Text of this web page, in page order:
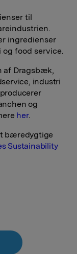
til
ingredienser
food service.
af Dragsbæk,
industri
og
her.
bæredygtige
Sustainability